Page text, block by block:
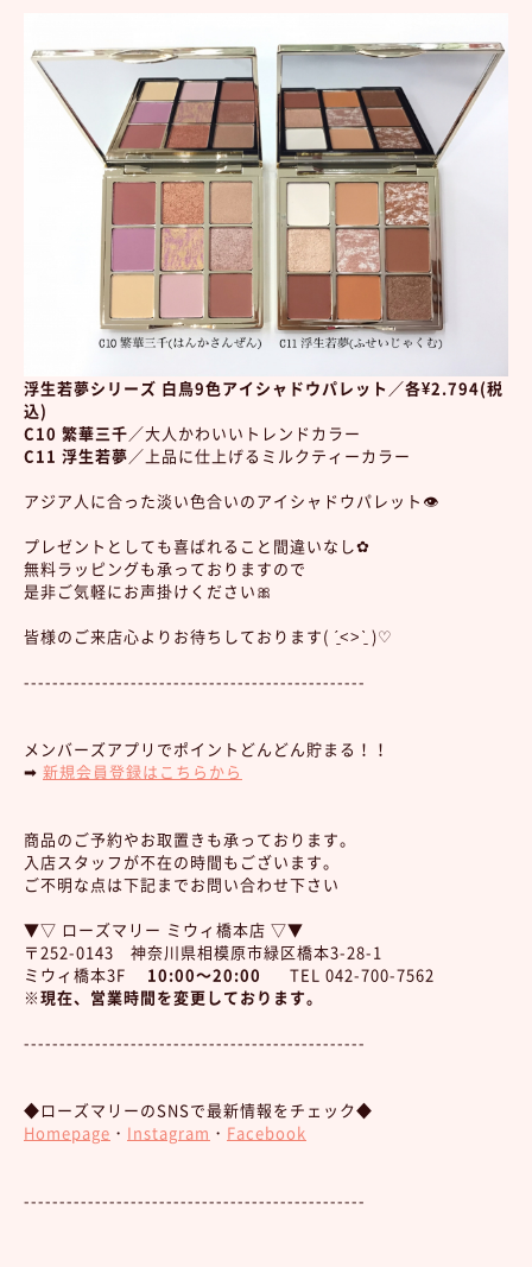
浮生若夢シリーズ 白鳥9色アイシャドウパレット／各¥2.794(税
込)
C10 繁華三千／大人かわいいトレンドカラー
C11 浮生若夢／上品に仕上げるミルクティーカラー
アジア人に合った淡い色合いのアイシャドウパレット👁
プレゼントとしても喜ばれること間違いなし✿
無料ラッピングも承っておりますので
是非ご気軽にお声掛けください🎀
皆様のご来店心よりお待ちしております( ˊ̱˂˃ˋ̱ )♡
------------------------------------------------
メンバーズアプリでポイントどんどん貯まる！！
➡︎ 新規会員登録はこちらから
商品のご予約やお取置きも承っております。
入店スタッフが不在の時間もございます。
ご不明な点は下記までお問い合わせ下さい
▼▽ ローズマリー ミウィ橋本店 ▽▼
〒252-0143 神奈川県相模原市緑区橋本3-28-1
ミウィ橋本3F 10:00～20:00
TEL 042-700-7562
※現在、営業時間を変更しております。
------------------------------------------------
◆ローズマリーのSNSで最新情報をチェック◆
Homepage ・ Instagram ・ Facebook
------------------------------------------------